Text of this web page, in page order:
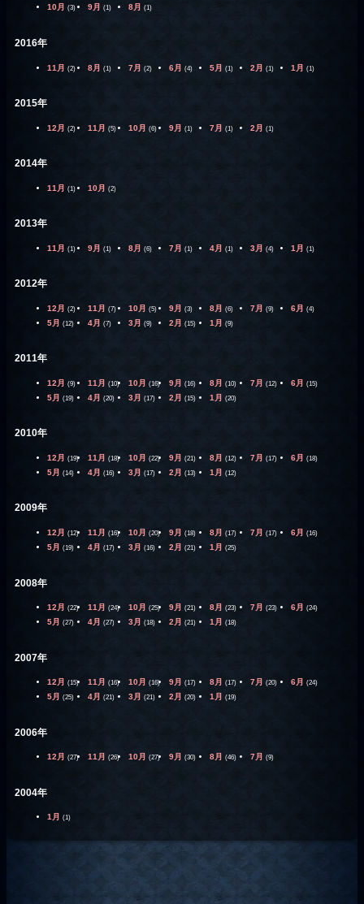
10月 (3) 9月 (1) 8月 (1)
2016年
11月 (2) 8月 (1) 7月 (2) 6月 (4) 5月 (1) 2月 (1) 1月 (1)
2015年
12月 (2) 11月 (5) 10月 (6) 9月 (1) 7月 (1) 2月 (1)
2014年
11月 (1) 10月 (2)
2013年
11月 (1) 9月 (1) 8月 (6) 7月 (1) 4月 (1) 3月 (4) 1月 (1)
2012年
12月 (2) 11月 (7) 10月 (5) 9月 (3) 8月 (6) 7月 (9) 6月 (4)
5月 (12) 4月 (7) 3月 (9) 2月 (15) 1月 (9)
2011年
12月 (9) 11月 (10) 10月 (16) 9月 (16) 8月 (10) 7月 (12) 6月 (15)
5月 (19) 4月 (20) 3月 (17) 2月 (15) 1月 (20)
2010年
12月 (19) 11月 (18) 10月 (22) 9月 (21) 8月 (12) 7月 (17) 6月 (18)
5月 (14) 4月 (16) 3月 (17) 2月 (13) 1月 (12)
2009年
12月 (12) 11月 (16) 10月 (20) 9月 (18) 8月 (17) 7月 (17) 6月 (16)
5月 (19) 4月 (17) 3月 (16) 2月 (21) 1月 (25)
2008年
12月 (22) 11月 (24) 10月 (25) 9月 (21) 8月 (23) 7月 (23) 6月 (24)
5月 (27) 4月 (27) 3月 (18) 2月 (21) 1月 (18)
2007年
12月 (15) 11月 (16) 10月 (16) 9月 (17) 8月 (17) 7月 (20) 6月 (24)
5月 (25) 4月 (21) 3月 (21) 2月 (20) 1月 (19)
2006年
12月 (27) 11月 (26) 10月 (27) 9月 (30) 8月 (46) 7月 (9)
2004年
1月 (1)